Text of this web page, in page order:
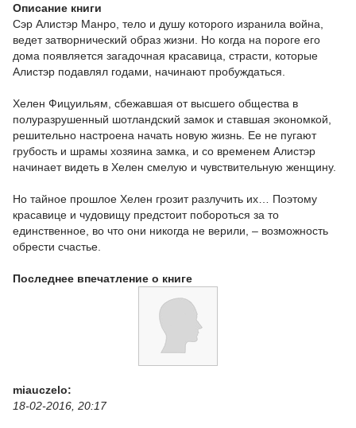
Описание книги
Сэр Алистэр Манро, тело и душу которого изранила война,
ведет затворнический образ жизни. Но когда на пороге его
дома появляется загадочная красавица, страсти, которые
Алистэр подавлял годами, начинают пробуждаться.
Хелен Фицуильям, сбежавшая от высшего общества в
полуразрушенный шотландский замок и ставшая экономкой,
решительно настроена начать новую жизнь. Ее не пугают
грубость и шрамы хозяина замка, и со временем Алистэр
начинает видеть в Хелен смелую и чувствительную женщину.
Но тайное прошлое Хелен грозит разлучить их… Поэтому
красавице и чудовищу предстоит побороться за то
единственное, во что они никогда не верили, – возможность
обрести счастье.
Последнее впечатление о книге
miauczelo:
18-02-2016, 20:17